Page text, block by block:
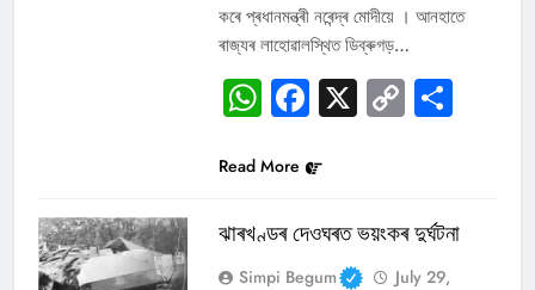
কৰে প্ৰধানমন্ত্ৰী নৰেন্দ্ৰ মোদীয়ে । আনহাতে
ৰাজ্যৰ লাহোৱালস্থিত ডিব্ৰুগড়…
WhatsApp
Facebook
X Copy
Read More
ঝাৰখণ্ডৰ দেওঘৰত ভয়ংকৰ দুৰ্ঘটনা
Simpi Begum
July 29,